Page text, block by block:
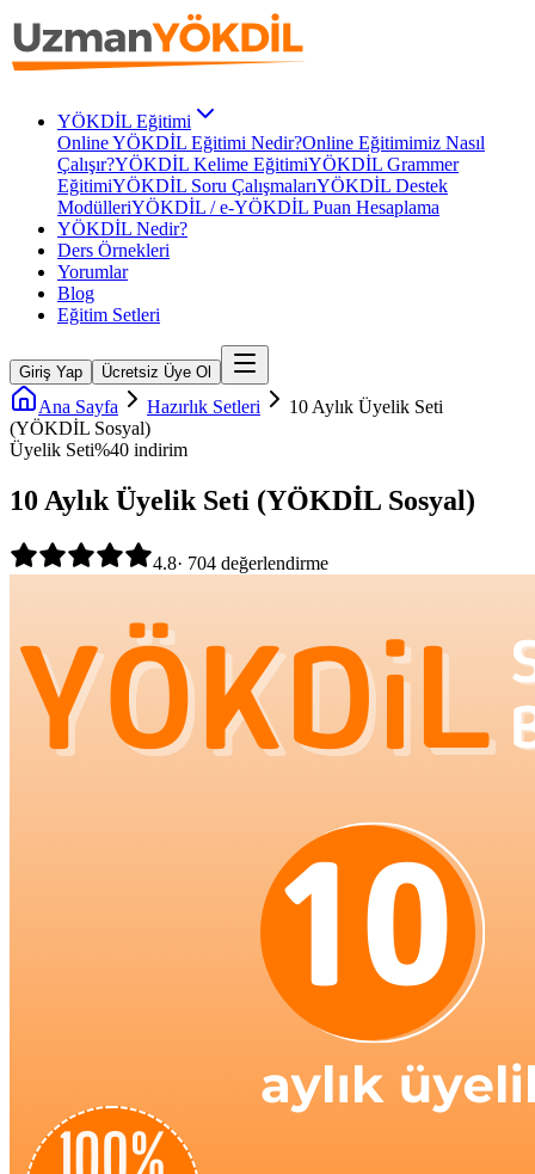
YÖKDİL Eğitimi
Online YÖKDİL Eğitimi Nedir?Online Eğitimimiz Nasıl
Çalışır?YÖKDİL Kelime EğitimiYÖKDİL Grammer
EğitimiYÖKDİL Soru ÇalışmalarıYÖKDİL Destek
ModülleriYÖKDİL / e-YÖKDİL Puan Hesaplama
YÖKDİL Nedir?
Ders Örnekleri
Yorumlar
Blog
Eğitim Setleri
Giriş Yap Ücretsiz Üye Ol
Ana Sayfa Hazırlık Setleri
10 Aylık Üyelik Seti
(YÖKDİL Sosyal)
Üyelik Seti%40 indirim
10 Aylık Üyelik Seti (YÖKDİL Sosyal)
4.8· 704 değerlendirme